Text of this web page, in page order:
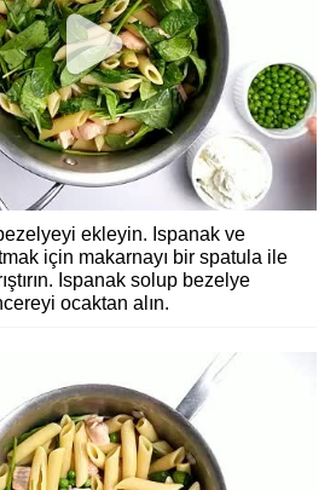
ekleyin. Ispanak ve
için makarnayı bir spatula ile
Ispanak solup bezelye
ocaktan alın.